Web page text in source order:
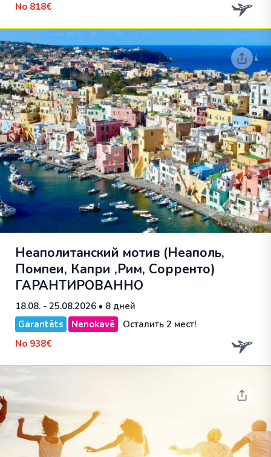
No 818€
Неаполитанский мотив (Неаполь,
Помпеи, Капри ,Рим, Сорренто)
ГАРАНТИРОВАННО
18.08. - 25.08.2026 • 8 дней
Garantēts
Nenokavē
Осталить 2 мест!
No 938€